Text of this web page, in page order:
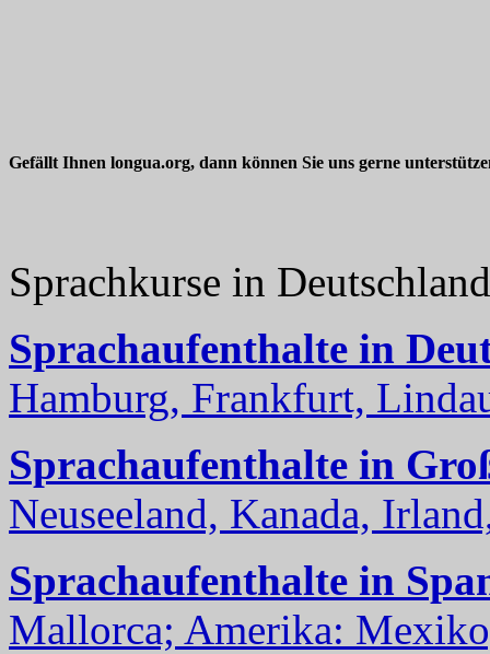
Gefällt Ihnen longua.org, dann können Sie uns gerne
Sprachkurse in
Sprachaufenthalte in
Hamburg, Frankfurt,
Sprachaufenthalte in
Neuseeland, Kanada,
Sprachaufenthalte in
Mallorca; Amerika: